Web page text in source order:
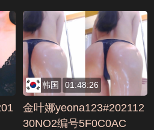
韩国 01:48:26
金叶娜yeona123#202112
30NO2编号5F0C0AC